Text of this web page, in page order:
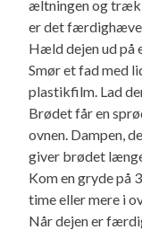
æltningen og
er det
Hæld dejen ud på
Smør et fad med
plastikfilm. Lad
Brødet får en
ovnen. Dampen,
giver brødet
Kom en gryde på
time eller mere i
Når dejen er